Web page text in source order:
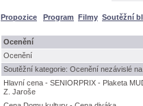
Propozice Program Filmy Soutěžní
Ocenění
Ocenění
Soutěžní kategorie: Ocenění nezávislé
Hlavní cena - SENIORPRIX - Plaketa
Z. Jaroše